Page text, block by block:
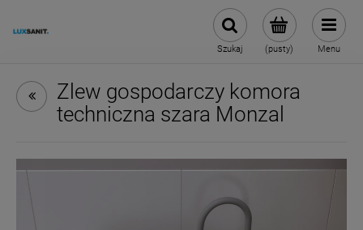
(pusty)
Szukaj Menu
Zlew gospodarczy komora
techniczna szara Monzal